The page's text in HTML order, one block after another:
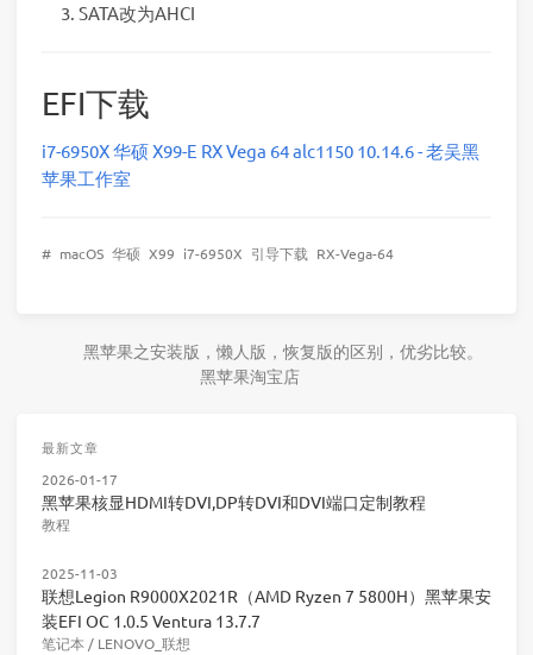
SATA改为AHCI
EFI下载
i7-6950X 华硕 X99-E RX Vega 64 alc1150 10.14.6 - 老吴黑
苹果工作室
# macOS 华硕 X99 i7-6950X 引导下载 RX-Vega-64
黑苹果之安装版，懒人版，恢复版的区别，优劣比较。
黑苹果淘宝店
最新文章
2026-01-17
黑苹果核显HDMI转DVI,DP转DVI和DVI端口定制教程
教程
2025-11-03
联想Legion R9000X2021R（AMD Ryzen 7 5800H）黑苹果安
装EFI OC 1.0.5 Ventura 13.7.7
笔记本/ LENOVO_联想